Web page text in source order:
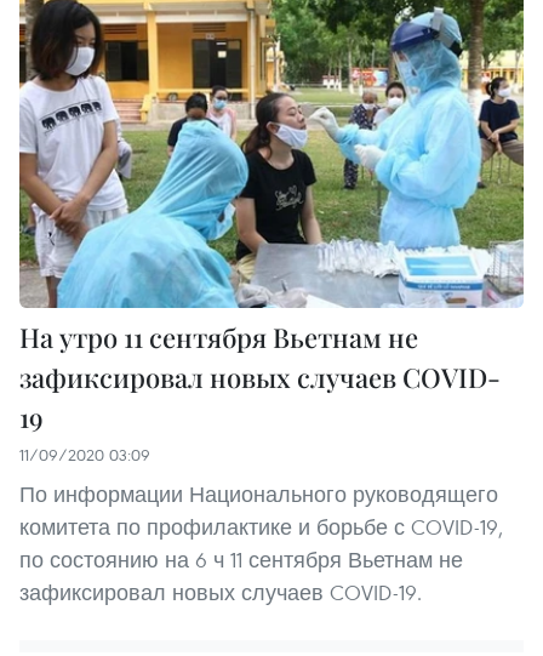
На утро 11 сентября Вьетнам не
зафиксировал новых случаев COVID-
19
11/09/2020 03:09
По информации Национального руководящего
комитета по профилактике и борьбе с COVID-19,
по состоянию на 6 ч 11 сентября Вьетнам не
зафиксировал новых случаев COVID-19.